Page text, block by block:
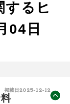
するヒ
04日
掲載日 2025-12-12